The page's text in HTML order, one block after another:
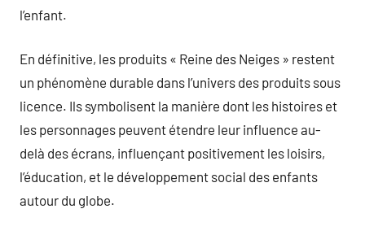
l’enfant.
En définitive, les produits « Reine des Neiges » restent
un phénomène durable dans l’univers des produits sous
licence. Ils symbolisent la manière dont les histoires et
les personnages peuvent étendre leur influence au-
delà des écrans, influençant positivement les loisirs,
l’éducation, et le développement social des enfants
autour du globe.